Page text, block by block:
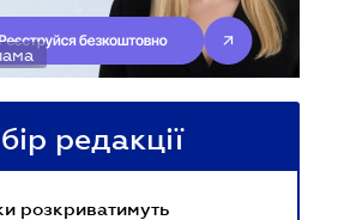
редакції
розкриватимуть